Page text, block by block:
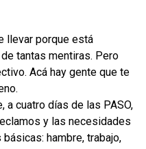
llevar porque está
tantas mentiras. Pero
Acá hay gente que te
a cuatro días de las PASO,
y las necesidades
hambre, trabajo,